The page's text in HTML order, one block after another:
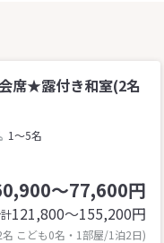
席★露付き和室(2名
1～5名
～77,600円
121,800〜155,200円
名 こども0名・1部屋/1泊2日)